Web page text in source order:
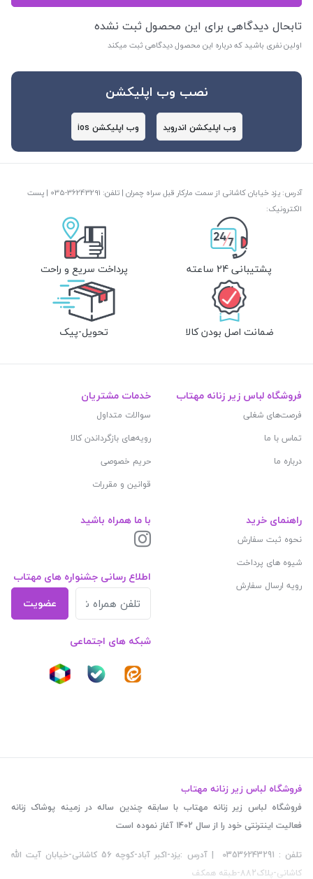
تابحال دیدگاهی برای این محصول ثبت نشده
اولین نفری باشید که درباره این محصول دیدگاهی ثبت میکند
نصب وب اپلیکشن
وب اپلیکشن اندروید وب اپلیکشن ios
آدرس: یزد خیابان کاشانی از سمت مارکار قبل سراه چمران | تلفن: ‎035-36243291 | پست
الکترونیک:
پشتیبانی 24 ساعته پرداخت سریع و راحت
ضمانت اصل بودن کالا تحویل-پیک
فروشگاه لباس زیر زنانه مهتاب
فرصت‌های شغلی
تماس با ما
درباره ما
خدمات مشتریان
سوالات متداول
رویه‌های بازگرداندن کالا
حریم خصوصی
قوانین و مقررات
راهنمای خرید
نحوه ثبت سفارش
شیوه های پرداخت
رویه ارسال سفارش
با ما همراه باشید
اطلاع رسانی جشنواره های مهتاب
عضویت
شبکه های اجتماعی
فروشگاه لباس زیر زنانه مهتاب
فروشگاه لباس زیر زنانه مهتاب با سابقه چندین ساله در زمینه پوشاک زنانه
فعالیت اینترنتی خود را از سال 1402 آغاز نموده است
تلفن : 03536243291 | آدرس :یزد-اکبر آباد-کوچه 56 کاشانی-خیابان آیت الله
کاشانی-پلاک882-طبقه همکف